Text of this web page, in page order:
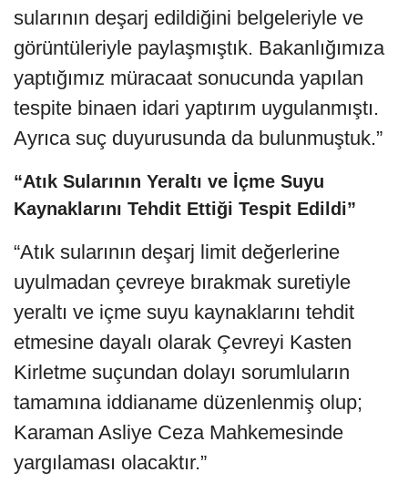
sularının deşarj edildiğini belgeleriyle ve
görüntüleriyle paylaşmıştık. Bakanlığımıza
yaptığımız müracaat sonucunda yapılan
tespite binaen idari yaptırım uygulanmıştı.
Ayrıca suç duyurusunda da bulunmuştuk.”
“Atık Sularının Yeraltı ve İçme Suyu
Kaynaklarını Tehdit Ettiği Tespit Edildi”
“Atık sularının deşarj limit değerlerine
uyulmadan çevreye bırakmak suretiyle
yeraltı ve içme suyu kaynaklarını tehdit
etmesine dayalı olarak Çevreyi Kasten
Kirletme suçundan dolayı sorumluların
tamamına iddianame düzenlenmiş olup;
Karaman Asliye Ceza Mahkemesinde
yargılaması olacaktır.”